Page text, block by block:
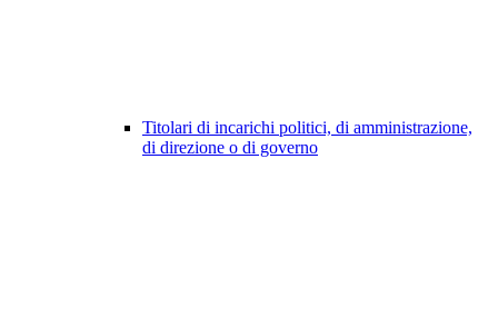
Titolari di incarichi politici, di amministrazione,
di direzione o di governo